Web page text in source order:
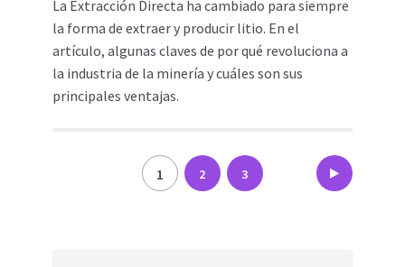
La Extracción Directa ha cambiado para siempre
la forma de extraer y producir litio. En el
artículo, algunas claves de por qué revoluciona a
la industria de la minería y cuáles son sus
principales ventajas.
Paginación
1 2 3